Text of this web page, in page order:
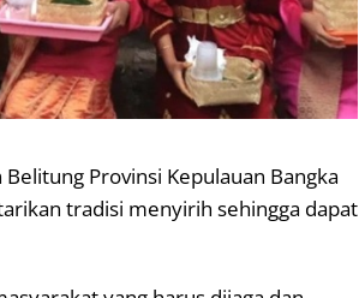
Provinsi Kepulauan Bangka
tradisi menyirih sehingga dapat